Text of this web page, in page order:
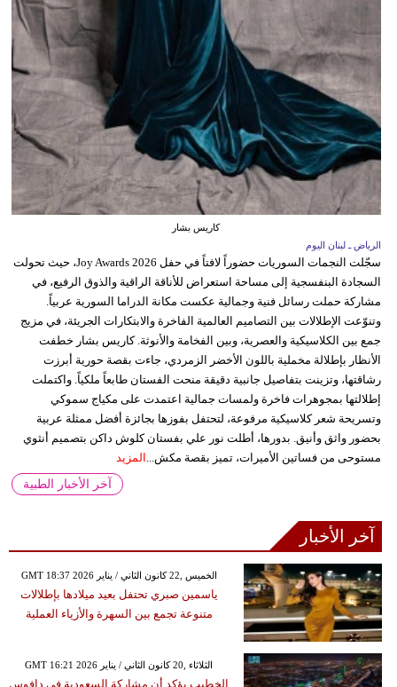
كاريس بشار
الرياض ـ لبنان اليوم
سجّلت النجمات السوريات حضوراً لافتاً في حفل Joy Awards 2026، حيث تحولت
السجادة البنفسجية إلى مساحة استعراض للأناقة الراقية والذوق الرفيع، في
مشاركة حملت رسائل فنية وجمالية عكست مكانة الدراما السورية عربياً.
وتنوّعت الإطلالات بين التصاميم العالمية الفاخرة والابتكارات الجريئة، في مزيج
جمع بين الكلاسيكية والعصرية، وبين الفخامة والأنوثة. كاريس بشار خطفت
الأنظار بإطلالة مخملية باللون الأخضر الزمردي، جاءت بقصة حورية أبرزت
رشاقتها، وتزينت بتفاصيل جانبية دقيقة منحت الفستان طابعاً ملكياً. واكتملت
إطلالتها بمجوهرات فاخرة ولمسات جمالية اعتمدت على مكياج سموكي
وتسريحة شعر كلاسيكية مرفوعة، لتحتفل بفوزها بجائزة أفضل ممثلة عربية
بحضور واثق وأنيق. بدورها، أطلت نور علي بفستان كلوش داكن بتصميم أنثوي
مستوحى من فساتين الأميرات، تميز بقصة مكش... المزيد
آخر الأخبار الطبية
آخر الأخبار
GMT 18:37 2026 الخميس ,22 كانون الثاني / يناير
ياسمين صبري تحتفل بعيد ميلادها بإطلالات
متنوعة تجمع بين السهرة والأزياء العملية
GMT 16:21 2026 الثلاثاء ,20 كانون الثاني / يناير
الخطيب يؤكد أن مشاركة السعودية في دافوس